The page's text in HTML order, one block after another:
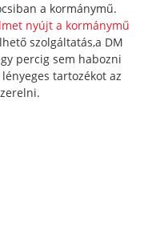
a kormánymű.
nyújt a kormánymű
szolgáltatás,a DM
percig sem habozni
tartozékot az